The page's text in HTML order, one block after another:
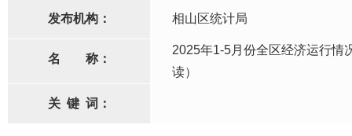
发布机构： 相山区统计局
名 称：
2025年1-5月份全区经济运行情
读）
关 键 词：